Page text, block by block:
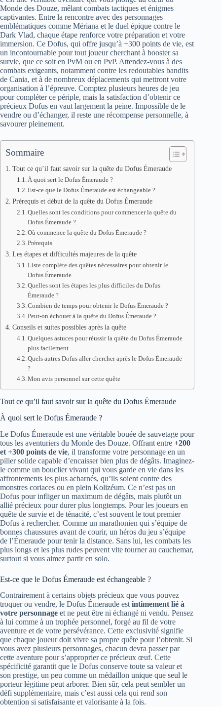
Monde des Douze, mêlant combats tactiques et énigmes
captivantes. Entre la rencontre avec des personnages
emblématiques comme Mériana et le duel épique contre le
Dark Vlad, chaque étape renforce votre préparation et votre
immersion. Ce Dofus, qui offre jusqu’à +300 points de vie, est
un incontournable pour tout joueur cherchant à booster sa
survie, que ce soit en PvM ou en PvP. Attendez-vous à des
combats exigeants, notamment contre les redoutables bandits
de Cania, et à de nombreux déplacements qui mettront votre
organisation à l’épreuve. Comptez plusieurs heures de jeu
pour compléter ce périple, mais la satisfaction d’obtenir ce
précieux Dofus en vaut largement la peine. Impossible de le
vendre ou d’échanger, il reste une récompense personnelle, à
savourer pleinement.
Sommaire
Tout ce qu’il faut savoir sur la quête du Dofus Émeraude
À quoi sert le Dofus Émeraude ?
Est-ce que le Dofus Émeraude est échangeable ?
Prérequis et début de la quête du Dofus Émeraude
Quelles sont les conditions pour commencer la quête du
Dofus Émeraude ?
Où commence la quête du Dofus Émeraude ?
Prérequis
Les étapes et difficultés majeures de la quête
Liste complète des quêtes nécessaires pour obtenir le
Dofus Émeraude
Quelles sont les étapes les plus difficiles du Dofus
Émeraude ?
Combien de temps pour obtenir le Dofus Émeraude ?
Peut-on échouer à la quête du Dofus Émeraude ?
Conseils et suites possibles après la quête
Quelques astuces pour réussir la quête du Dofus Émeraude
plus facilement
Quels autres Dofus aller chercher après le Dofus Émeraude
?
Mon avis personnel sur cette quête
Tout ce qu’il faut savoir sur la quête du Dofus Émeraude
À quoi sert le Dofus Émeraude ?
Le Dofus Émeraude est une véritable bouée de sauvetage pour
tous les aventuriers du Monde des Douze. Offrant entre +200
et +300 points de vie, il transforme votre personnage en un
pilier solide capable d’encaisser bien plus de dégâts. Imaginez-
le comme un bouclier vivant qui vous garde en vie dans les
affrontements les plus acharnés, qu’ils soient contre des
monstres coriaces ou en plein Kolizéum. Ce n’est pas un
Dofus pour infliger un maximum de dégâts, mais plutôt un
allié précieux pour durer plus longtemps. Pour les joueurs en
quête de survie et de ténacité, c’est souvent le tout premier
Dofus à rechercher. Comme un marathonien qui s’équipe de
bonnes chaussures avant de courir, un héros du jeu s’équipe
de l’Émeraude pour tenir la distance. Sans lui, les combats les
plus longs et les plus rudes peuvent vite tourner au cauchemar,
surtout si vous aimez partir en solo.
Est-ce que le Dofus Émeraude est échangeable ?
Contrairement à certains objets précieux que vous pouvez
troquer ou vendre, le Dofus Émeraude est intimement lié à
votre personnage et ne peut être ni échangé ni vendu. Pensez
à lui comme à un trophée personnel, forgé au fil de votre
aventure et de votre persévérance. Cette exclusivité signifie
que chaque joueur doit vivre sa propre quête pour l’obtenir. Si
vous avez plusieurs personnages, chacun devra passer par
cette aventure pour s’approprier ce précieux œuf. Cette
spécificité garantit que le Dofus conserve toute sa valeur et
son prestige, un peu comme un médaillon unique que seul le
porteur légitime peut arborer. Bien sûr, cela peut sembler un
défi supplémentaire, mais c’est aussi cela qui rend son
obtention si satisfaisante et valorisante à la fois.